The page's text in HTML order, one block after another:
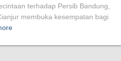
terhadap Persib Bandung,
membuka kesempatan bagi